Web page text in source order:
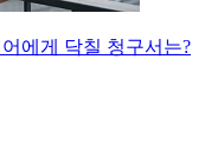
에게 닥칠 청구서는?